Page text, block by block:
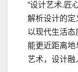
“设计艺术.匠
解析设计的定
以现代生活态
能更近距离地
艺术，设计融